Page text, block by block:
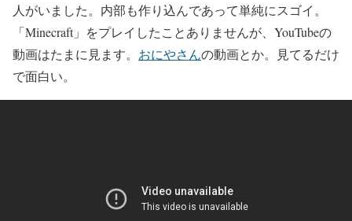
人がいました。内部も作り込んであって単純にスゴイ。
「Minecraft」をプレイしたことありませんが、YouTubeの
動画はたまに見ます。 おにやさんの動画とか。見てるだけ
で面白い。